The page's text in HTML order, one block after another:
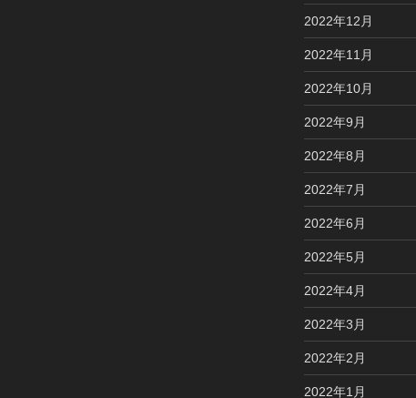
2022年12月
2022年11月
2022年10月
2022年9月
2022年8月
2022年7月
2022年6月
2022年5月
2022年4月
2022年3月
2022年2月
2022年1月